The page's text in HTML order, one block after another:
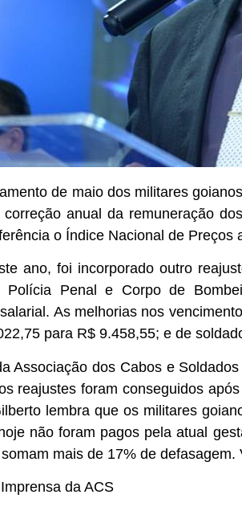
de maio dos militares
anual da remuneração
o Índice Nacional de Preços
ano, foi incorporado outro
Polícia Penal e Corpo de
As melhorias nos
para R$ 9.458,55; e de
Associação dos Cabos e
reajustes foram conseguidos
lembra que os militares
não foram pagos pela atual
mais de 17% de
da ACS